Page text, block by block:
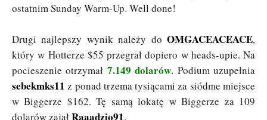
ostatnim Sunday Warm-Up. Well done!
Drugi najlepszy wynik należy do OMGACEACEACE,
który w Hotterze $55 przegrał dopiero w heads-upie. Na
pocieszenie otrzymał 7.149 dolarów. Podium uzupełnia
sebekmks11 z ponad trzema tysiącami za siódme miejsce
w Biggerze $162. Tę samą lokatę w Biggerze za 109
dolarów zająłRaaadzio91.